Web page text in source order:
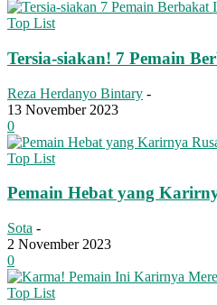
Top List
Tersia-siakan! 7 Pemain
Reza Herdanyo Bintary -
13 November 2023
0
Top List
Pemain Hebat yang
Sota -
2 November 2023
0
Top List